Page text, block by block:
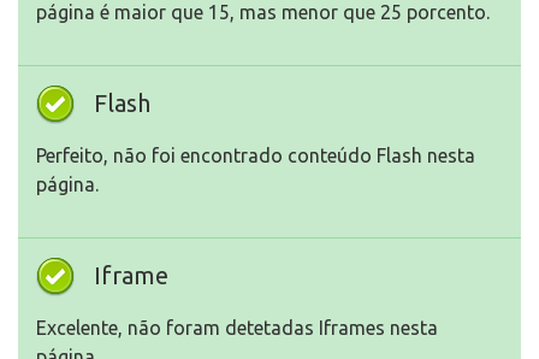
página é maior que 15, mas menor que 25 porcento.
Flash
Perfeito, não foi encontrado conteúdo Flash nesta
página.
Iframe
Excelente, não foram detetadas Iframes nesta